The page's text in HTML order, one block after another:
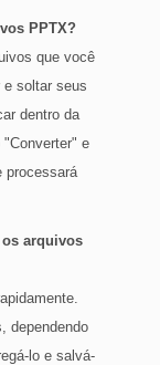
PPTX?
que você
e soltar seus
dentro da
e
processará
arquivos
dependendo
lo e salvá-